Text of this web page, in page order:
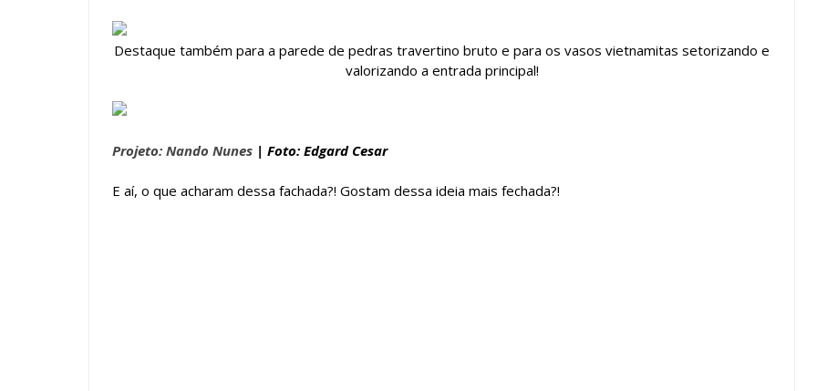
Destaque também para a parede de pedras travertino bruto e para os vasos vietnamitas setorizando e
valorizando a entrada principal!
Projeto: Nando Nunes | Foto: Edgard Cesar
E aí, o que acharam dessa fachada?! Gostam dessa ideia mais fechada?!